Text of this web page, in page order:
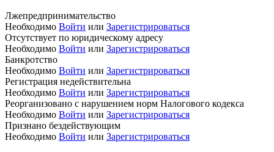
Лжепредпринимательство
Необходимо Войти или Зарегистрироваться
Отсутствует по юридическому адресу
Необходимо Войти или Зарегистрироваться
Банкротство
Необходимо Войти или Зарегистрироваться
Регистрация недействительна
Необходимо Войти или Зарегистрироваться
Реорганизовано с нарушением норм Налогового кодекса
Необходимо Войти или Зарегистрироваться
Признано бездействующим
Необходимо Войти или Зарегистрироваться